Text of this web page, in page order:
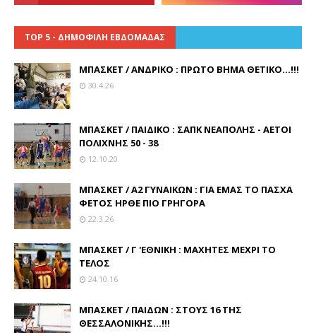
TOP 5 - ΔΗΜΟΦΙΛΗ ΕΒΔΟΜΑΔΑΣ
ΜΠΑΣΚΕΤ / ΑΝΔΡΙΚΟ : ΠΡΩΤΟ ΒΗΜΑ ΘΕΤΙΚΟ...!!!
30.4.26
ΜΠΑΣΚΕΤ / ΠΑΙΔΙΚΟ : ΣΑΠΚ ΝΕΑΠΟΛΗΣ - ΑΕΤΟΙ
ΠΟΛΙΧΝΗΣ 50 - 38
12.10.20
ΜΠΑΣΚΕΤ / Α2 ΓΥΝΑΙΚΩΝ : ΓΙΑ ΕΜΑΣ ΤΟ ΠΑΣΧΑ
ΦΕΤΟΣ ΗΡΘΕ ΠΙΟ ΓΡΗΓΟΡΑ
22.3.26
ΜΠΑΣΚΕΤ / Γ 'ΕΘΝΙΚΗ : ΜΑΧΗΤΕΣ ΜΕΧΡΙ ΤΟ
ΤΕΛΟΣ
24.10.16
ΜΠΑΣΚΕΤ / ΠΑΙΔΩΝ : ΣΤΟΥΣ 16 ΤΗΣ
ΘΕΣΣΑΛΟΝΙΚΗΣ...!!!